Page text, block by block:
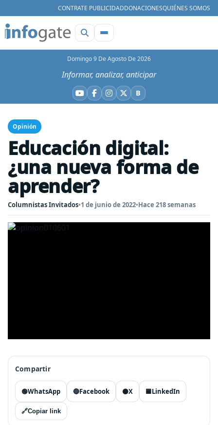
CONTRATE PUBLICIDADDONACIONESQUIÉNES SOMOS
Domingo 9 De Agosto De 2026
Informar, analizar, anticipar
YouTube
Facebook
Instagram
X BBluesky
Opinión
Educación digital:
¿una nueva forma de
aprender?
Columnistas Invitados•1 de junio de 2022•Hace 218 semanas
Compartir
🟢WhatsApp 🔵Facebook ⚫X 🟦LinkedIn
🔗Copiar link